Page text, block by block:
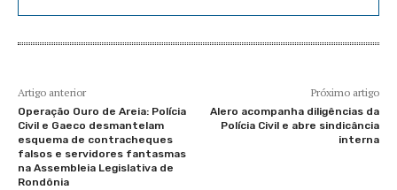
Artigo anterior
Operação Ouro de Areia: Polícia
Civil e Gaeco desmantelam
esquema de contracheques
falsos e servidores fantasmas
na Assembleia Legislativa de
Rondônia
Próximo artigo
Alero acompanha diligências da
Polícia Civil e abre sindicância
interna